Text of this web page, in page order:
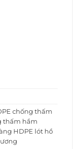
chống thấm
thấm hầm
HDPE lót hồ